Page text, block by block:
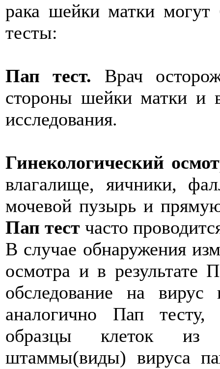
рака шейки матки могут
тесты:
Пап тест. Врач
стороны шейки матки и
исследования.
Гинекологический
влагалище, яичники,
мочевой пузырь и
Пап тест часто
В случае обнаружения
осмотра и в результате
обследование на вирус
аналогично Пап тесту,
образцы клеток из
штаммы(виды) вируса